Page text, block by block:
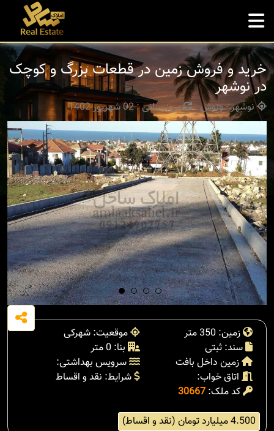
خرید و فروش زمین در قطعات بزرگ و کوچک
در نوشهر
نوشهر - ونوش بروزرسانی : 02 شهریور 1402
زمین: 350 متر
موقعیت: شهرکی
سند: ثبتی
بنا: 0 متر
زمین داخل بافت
سرویس بهداشتی:
اتاق خواب:
شرایط: نقد و اقساط
کد ملک: 30667
4.500 میلیارد تومان (نقد و اقساط)